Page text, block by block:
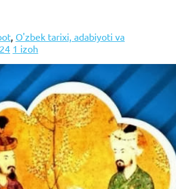
O'zbek tarixi, adabiyoti va
1 izoh